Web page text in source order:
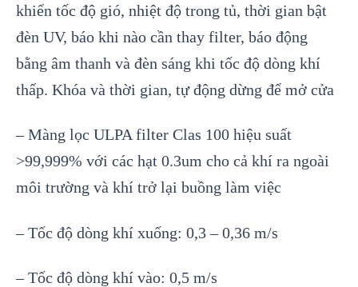
khiển tốc độ gió, nhiệt độ trong tủ, thời gian bật
đèn UV, báo khi nào cần thay filter, báo động
bằng âm thanh và đèn sáng khi tốc độ dòng khí
thấp. Khóa và thời gian, tự động dừng để mở cửa
– Màng lọc ULPA filter Clas 100 hiệu suất
>99,999% với các hạt 0.3um cho cả khí ra ngoài
môi trường và khí trở lại buồng làm việc
– Tốc độ dòng khí xuống: 0,3 – 0,36 m/s
– Tốc độ dòng khí vào: 0,5 m/s